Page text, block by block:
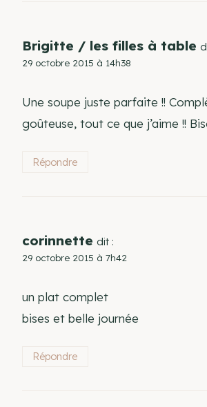
Brigitte / les filles à table
29 octobre 2015 à 14h38
Une soupe juste parfaite !!
goûteuse, tout ce que j’aime !!
Répondre
corinnette dit :
29 octobre 2015 à 7h42
un plat complet
bises et belle journée
Répondre